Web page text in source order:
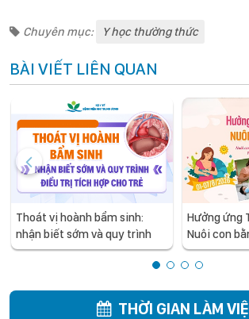
Chuyên mục: Y học thường thức
BÀI VIẾT LIÊN QUAN
Thoát vị hoành bẩm sinh:
nhận biết sớm và quy trình
điều trị tích hợp cho trẻ -
Hưởng ứng
Nuôi con
2026
THỜI GIAN LÀM